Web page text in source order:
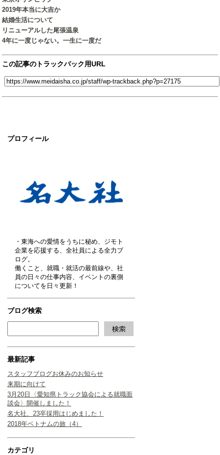
プロフィール
・東海への愛情をうちに秘め、ジモト
企業を応援する、全社員による全力ブ
ログ。
働くこと、就職・就活の最前線や、社
員の日々の仕事内容、イベントの裏側
についてを日々更新！
ブログ検索
最新記事
スタッフブログお休みのお知らせ
来期に向けて
3月20日〈愛知県トラック協会による就職面
談会〉開催しました！
名大社、23卒採用はじめました！
2018年ベトナムの旅（4）
カテゴリ
2019年本当に大吉か
結婚生活について
リニューアルした尾張温泉
4年に一度じゃない。一生に一度だ
この記事のトラックバック用URL